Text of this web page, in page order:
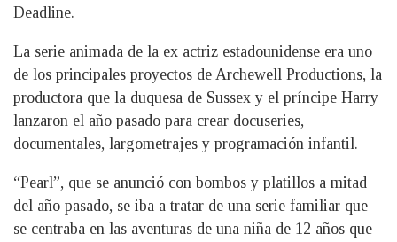
Deadline.
La serie animada de la ex actriz estadounidense era uno
de los principales proyectos de Archewell Productions, la
productora que la duquesa de Sussex y el príncipe Harry
lanzaron el año pasado para crear docuseries,
documentales, largometrajes y programación infantil.
“Pearl”, que se anunció con bombos y platillos a mitad
del año pasado, se iba a tratar de una serie familiar que
se centraba en las aventuras de una niña de 12 años que